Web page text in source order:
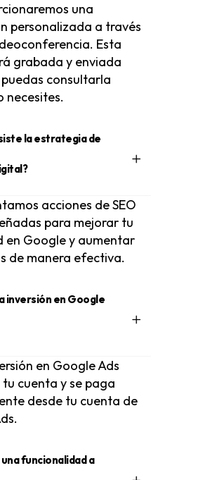
una
personalizada a través
Esta
grabada y enviada
consultarla
necesites.
la estrategia de
acciones de SEO
para mejorar tu
en Google y aumentar
de manera efectiva.
inversión en Google
en Google Ads
cuenta y se paga
desde tu cuenta de
funcionalidad a